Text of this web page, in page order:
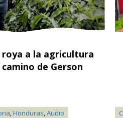
,Honduras,Audio
roya a la agricultura
de Gerson